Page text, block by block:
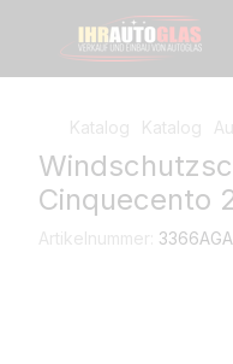
Katalog Katalog
Cinquecento
Artikelnummer: